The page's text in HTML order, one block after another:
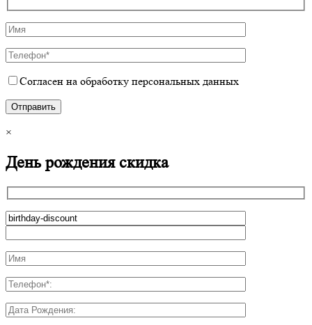
Согласен на обработку персональных данных
×
День рождения скидка